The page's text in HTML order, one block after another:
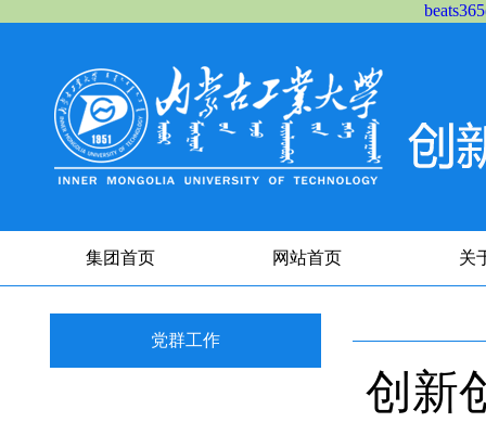
集团首页 网站首页 关
党群工作
创新